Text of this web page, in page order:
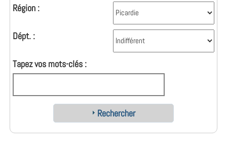
Région :
Dépt. :
Tapez vos mots-clés :
Rechercher